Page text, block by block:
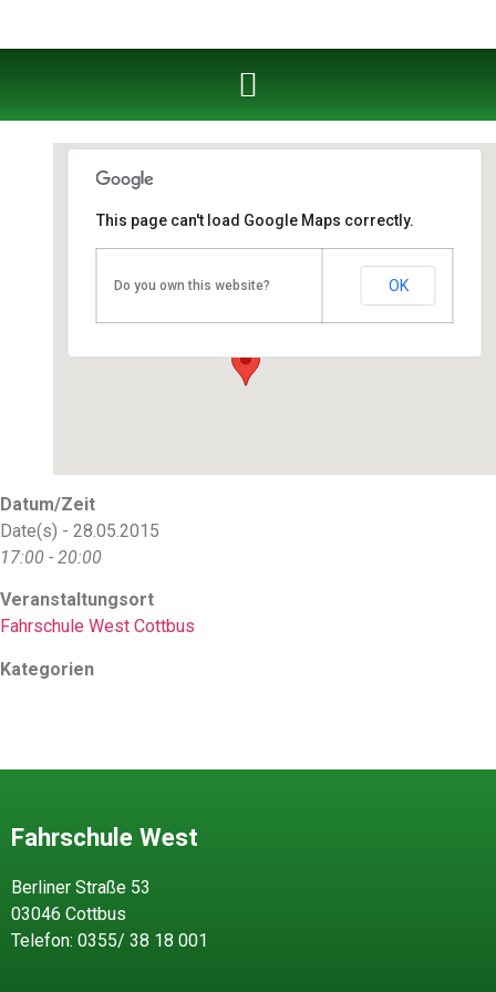
Berliner Straße 53 - Cottbus
This page can't load Google Maps correctly.
Do you own this website? OK
Datum/Zeit
Date(s) - 28.05.2015
17:00 - 20:00
Veranstaltungsort
Fahrschule West Cottbus
Kategorien
Fahrschule West
Berliner Straße 53
03046 Cottbus
Telefon: 0355/ 38 18 001